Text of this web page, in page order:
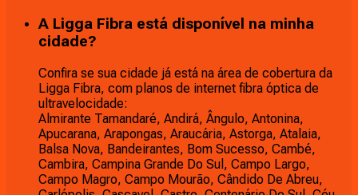
A Ligga Fibra está disponível na minha
cidade?
Confira se sua cidade já está na área de cobertura da
Ligga Fibra, com planos de internet fibra óptica de
ultravelocidade:
Almirante Tamandaré, Andirá, Ângulo, Antonina,
Apucarana, Arapongas, Araucária, Astorga, Atalaia,
Balsa Nova, Bandeirantes, Bom Sucesso, Cambé,
Cambira, Campina Grande Do Sul, Campo Largo,
Campo Magro, Campo Mourão, Cândido De Abreu,